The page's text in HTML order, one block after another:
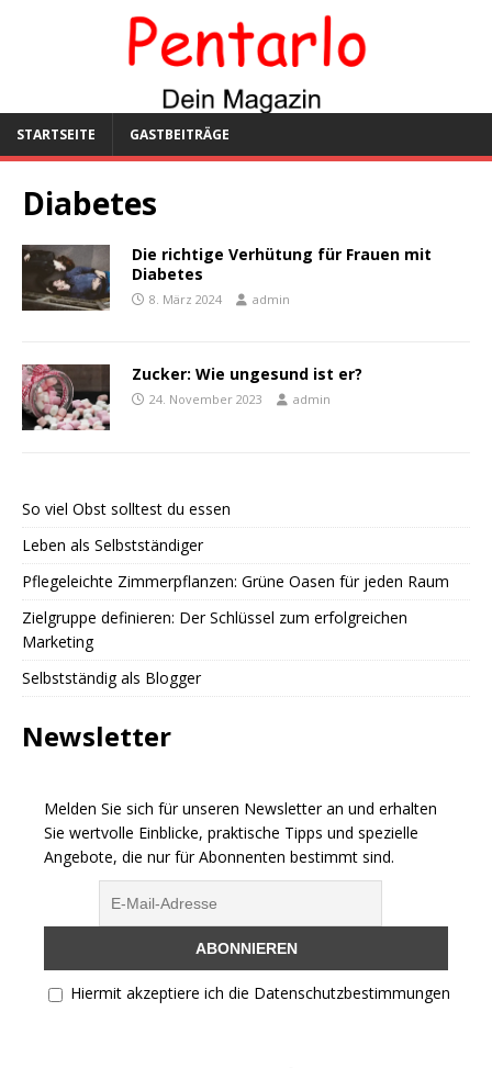
STARTSEITE GASTBEITRÄGE
Diabetes
Die richtige Verhütung für Frauen mit
Diabetes
8. März 2024 admin
Zucker: Wie ungesund ist er?
24. November 2023 admin
So viel Obst solltest du essen
Leben als Selbstständiger
Pflegeleichte Zimmerpflanzen: Grüne Oasen für jeden Raum
Zielgruppe definieren: Der Schlüssel zum erfolgreichen
Marketing
Selbstständig als Blogger
Newsletter
Melden Sie sich für unseren Newsletter an und erhalten
Sie wertvolle Einblicke, praktische Tipps und spezielle
Angebote, die nur für Abonnenten bestimmt sind.
Hiermit akzeptiere ich die Datenschutzbestimmungen